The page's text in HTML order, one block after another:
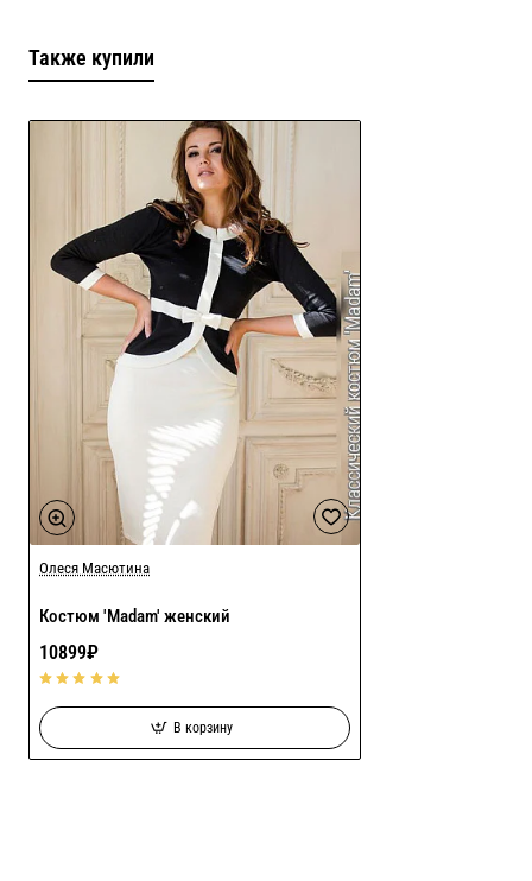
Также купили
Олеся Масютина
Костюм 'Madam' женский
10899₽
В корзину